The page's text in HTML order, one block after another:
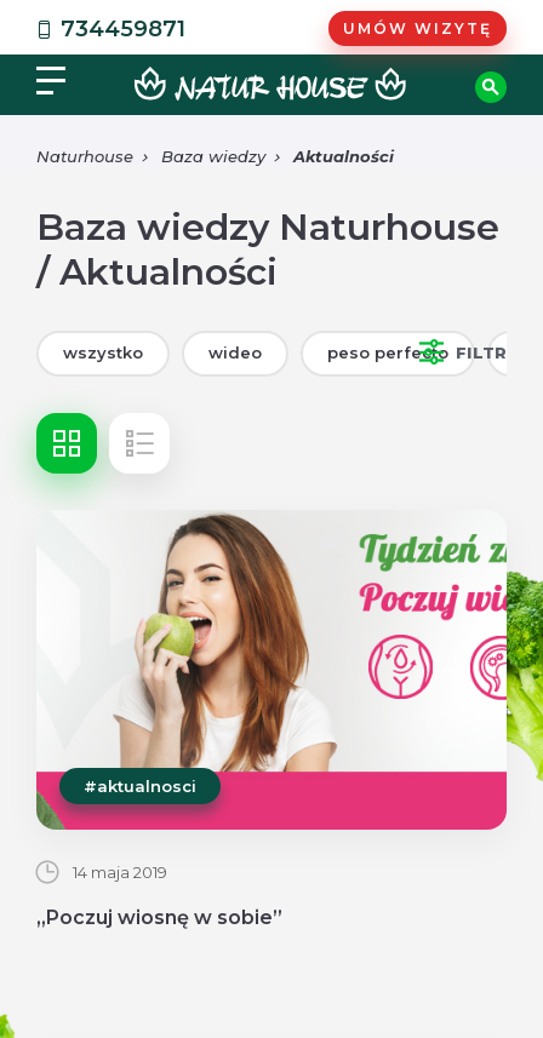
734459871 UMÓW WIZYTĘ
Naturhouse Baza wiedzy Aktualności
Baza wiedzy Naturhouse
/ Aktualności
wszystko wideo peso perfecto FILTR
#aktualnosci
14 maja 2019
„Poczuj wiosnę w sobie”